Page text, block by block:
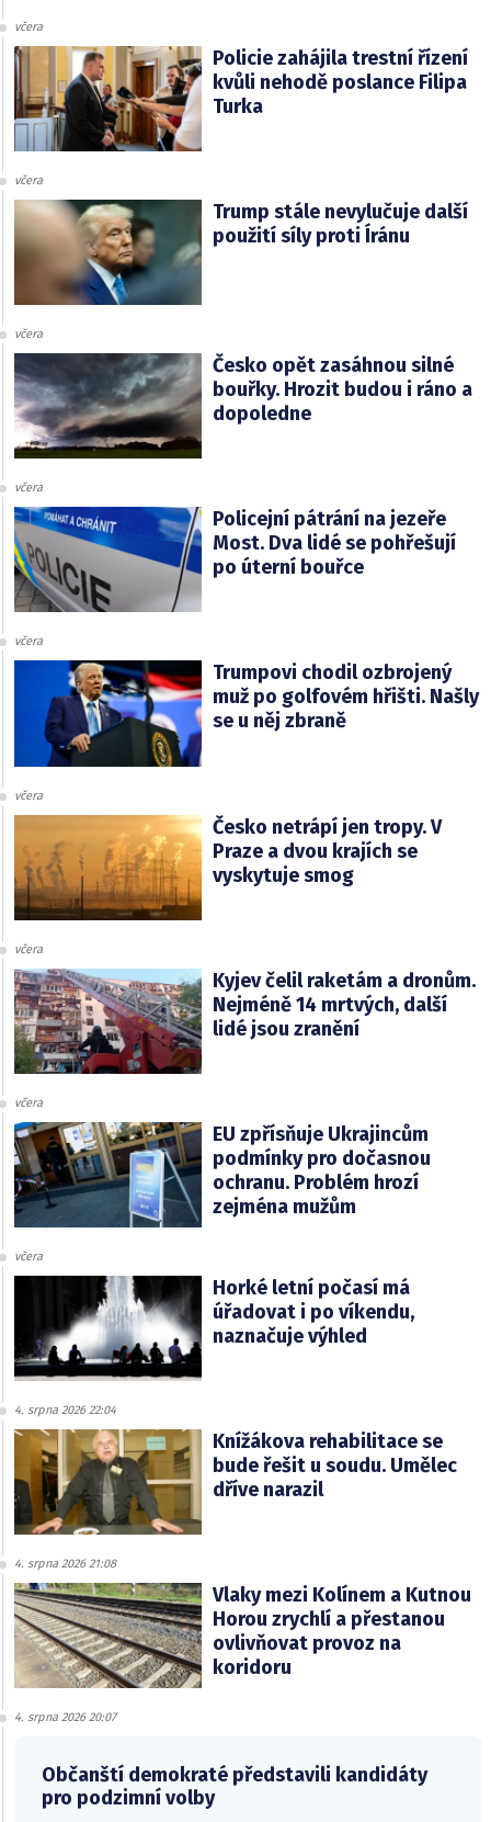
včera
Policie zahájila trestní řízení
kvůli nehodě poslance Filipa
Turka
včera
Trump stále nevylučuje další
použití síly proti Íránu
včera
Česko opět zasáhnou silné
bouřky. Hrozit budou i ráno a
dopoledne
včera
Policejní pátrání na jezeře
Most. Dva lidé se pohřešují
po úterní bouřce
včera
Trumpovi chodil ozbrojený
muž po golfovém hřišti. Našly
se u něj zbraně
včera
Česko netrápí jen tropy. V
Praze a dvou krajích se
vyskytuje smog
včera
Kyjev čelil raketám a dronům.
Nejméně 14 mrtvých, další
lidé jsou zranění
včera
EU zpřísňuje Ukrajincům
podmínky pro dočasnou
ochranu. Problém hrozí
zejména mužům
včera
Horké letní počasí má
úřadovat i po víkendu,
naznačuje výhled
4. srpna 2026 22:04
Knížákova rehabilitace se
bude řešit u soudu. Umělec
dříve narazil
4. srpna 2026 21:08
Vlaky mezi Kolínem a Kutnou
Horou zrychlí a přestanou
ovlivňovat provoz na
koridoru
4. srpna 2026 20:07
Občanští demokraté představili kandidáty
pro podzimní volby